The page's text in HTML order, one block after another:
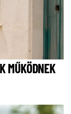
MŰKÖDNEK